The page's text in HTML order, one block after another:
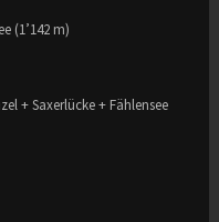
(1’142 m)
+ Saxerlücke + Fählensee